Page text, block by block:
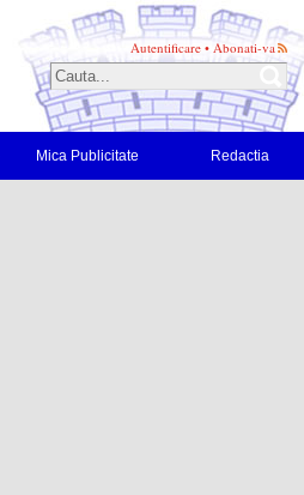
Autentificare • Abonati-va
Mica Publicitate Redactia